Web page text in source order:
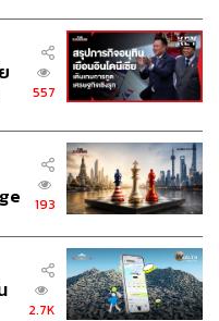
557
193
2.7K